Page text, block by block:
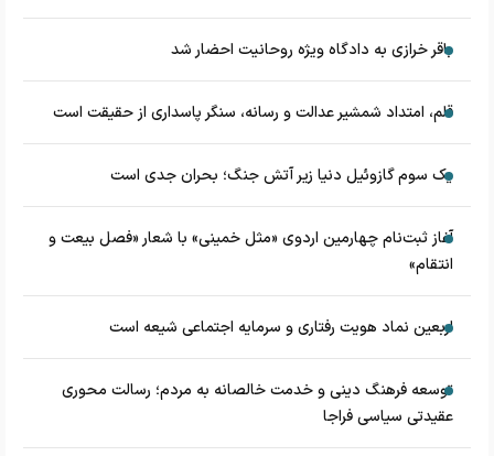
باقر خرازی به دادگاه ویژه روحانیت احضار شد
قلم، امتداد شمشیر عدالت و رسانه، سنگر پاسداری از حقیقت است
یک سوم گازوئیل دنیا زیر آتش جنگ؛ بحران جدی است
آغاز ثبت‌نام چهارمین اردوی «مثل خمینی» با شعار «فصل بیعت و
انتقام»
اربعین نماد هویت رفتاری و سرمایه اجتماعی شیعه است
توسعه فرهنگ دینی و خدمت خالصانه به مردم؛ رسالت محوری
عقیدتی سیاسی فراجا